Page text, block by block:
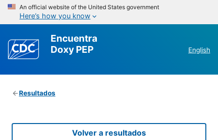
An official website of the United States government
Here’s how you know
Encuentra
Doxy PEP
English
Resultados
Volver a resultados